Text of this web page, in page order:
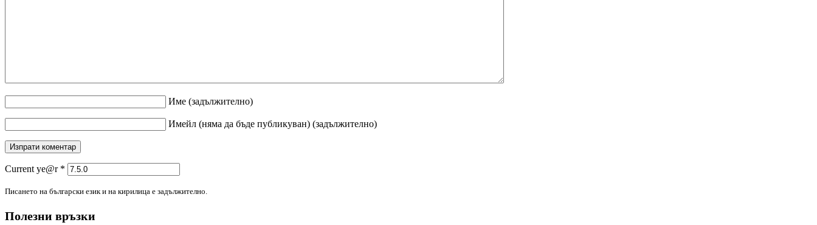
Име (задължително)
Имейл (няма да бъде публикуван) (задължително)
Current ye@r *
Писането на български език и на кирилица е задължително.
Полезни връзки